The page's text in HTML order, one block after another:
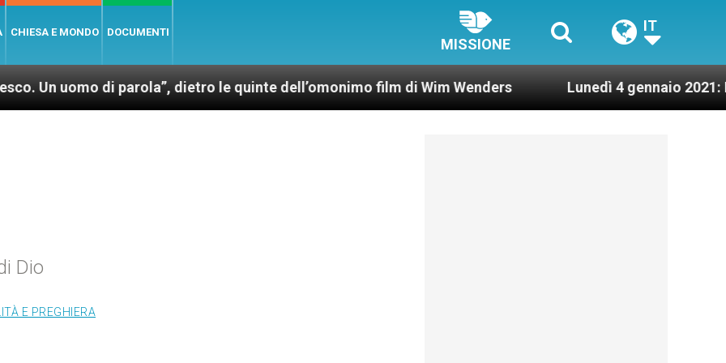
CHIESA E MONDO DOCUMENTI
MISSIONE
IT
di parola”, dietro le quinte dell’omonimo film di Wim Wenders Lunedì 4 gennaio 2021: Possesso
Dio
E PREGHIERA